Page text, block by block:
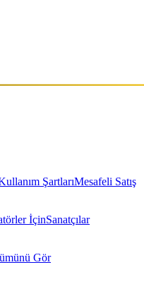
ŞartlarıMesafeli Satış
İçinSanatçılar
Gör